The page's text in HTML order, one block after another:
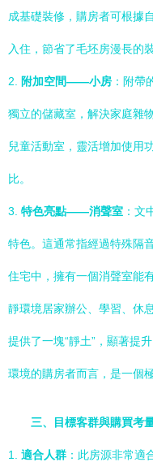
成基礎裝修，購房者可根據
入住，節省了毛坯房漫長的
2. 附加空間——小房 ：附帶
獨立的儲藏室，解決家庭雜
兒童活動室，靈活增加使用
比。
3. 特色亮點——消聲室 ：文
特色。這通常指經過特殊隔
住宅中，擁有一個消聲室能
靜環境居家辦公、學習、休
提供了一塊“靜土”，顯著提
環境的購房者而言，是一個
三、目標客群與購買考
1. 適合人群 ：此房源非常適